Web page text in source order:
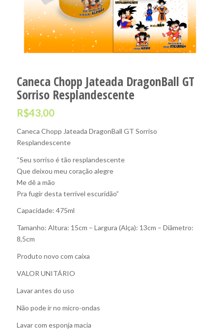
Caneca Chopp Jateada DragonBall GT
Sorriso Resplandescente
R$43,00
Caneca Chopp Jateada DragonBall GT Sorriso
Resplandescente
“Seu sorriso é tão resplandescente
Que deixou meu coração alegre
Me dê a mão
Pra fugir desta terrível escuridão”
Capacidade: 475ml
Tamanho: Altura: 15cm – Largura (Alça): 13cm – Diâmetro:
8,5cm
Produto novo com caixa
VALOR UNITÁRIO
Lavar antes do uso
Não pode ir no micro-ondas
Lavar com esponja macia